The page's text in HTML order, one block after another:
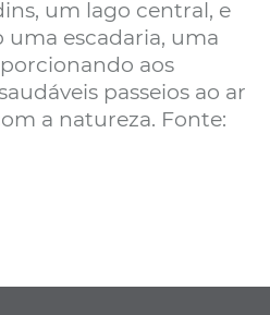
um lago central, e
escadaria, uma
aos
passeios ao ar
a natureza. Fonte: